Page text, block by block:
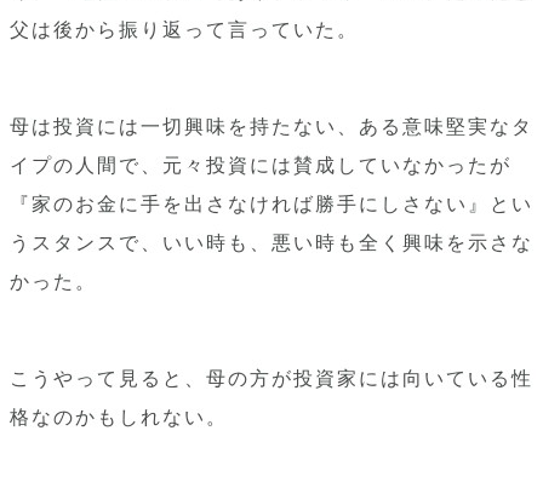
父は後から振り返って言っていた。
母は投資には一切興味を持たない、ある意味堅実なタ
イプの人間で、元々投資には賛成していなかったが
『家のお金に手を出さなければ勝手にしさない』とい
うスタンスで、いい時も、悪い時も全く興味を示さな
かった。
こうやって見ると、母の方が投資家には向いている性
格なのかもしれない。